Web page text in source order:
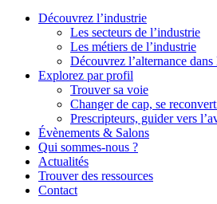
Découvrez l’industrie
Les secteurs de l’industrie
Les métiers de l’industrie
Découvrez l’alternance dans
Explorez par profil
Trouver sa voie
Changer de cap, se
Prescripteurs, guider vers
Évènements & Salons
Qui sommes-nous ?
Actualités
Trouver des ressources
Contact